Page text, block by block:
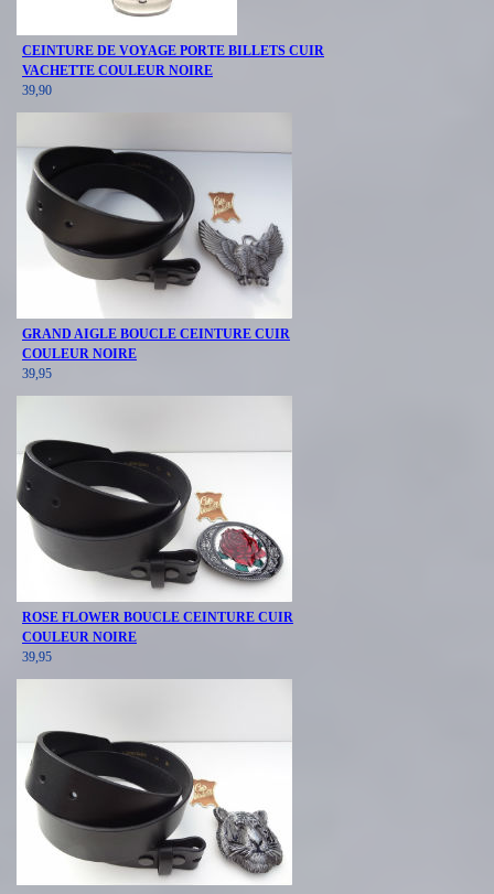
CEINTURE DE VOYAGE PORTE BILLETS CUIR
VACHETTE COULEUR NOIRE
39,90
GRAND AIGLE BOUCLE CEINTURE CUIR
COULEUR NOIRE
39,95
ROSE FLOWER BOUCLE CEINTURE CUIR
COULEUR NOIRE
39,95